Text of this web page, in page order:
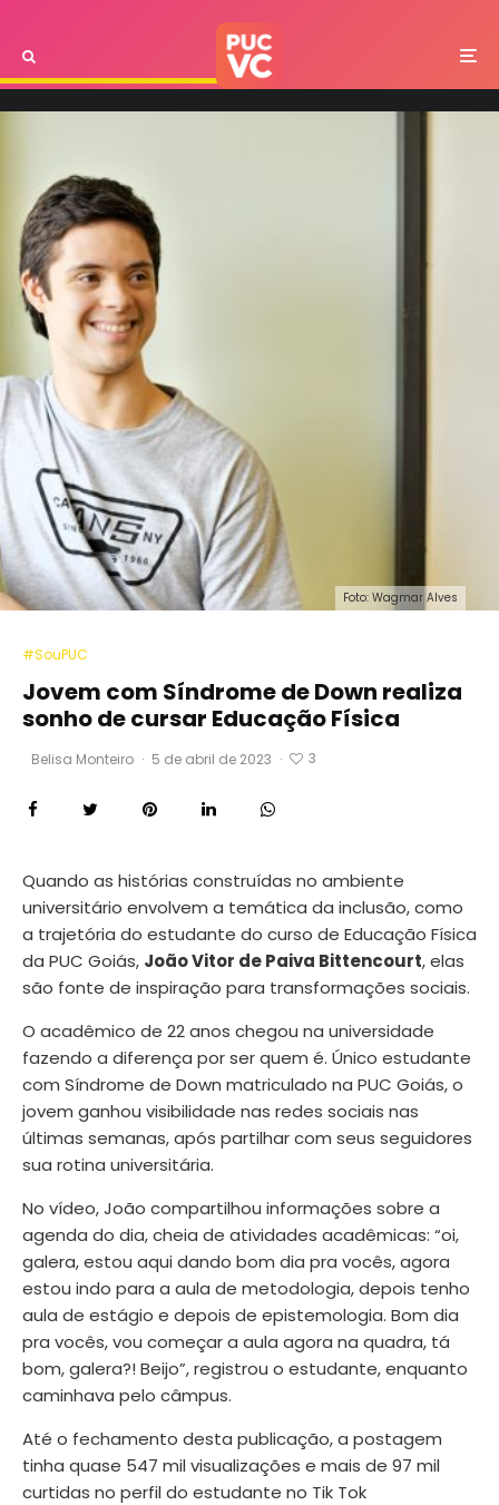
Foto: Wagmar Alves
#SouPUC
Jovem com Síndrome de Down realiza
sonho de cursar Educação Física
Belisa Monteiro · 5 de abril de 2023 · 3
Quando as histórias construídas no ambiente
universitário envolvem a temática da inclusão, como
a trajetória do estudante do curso de Educação Física
da PUC Goiás, João Vitor de Paiva Bittencourt, elas
são fonte de inspiração para transformações sociais.
O acadêmico de 22 anos chegou na universidade
fazendo a diferença por ser quem é. Único estudante
com Síndrome de Down matriculado na PUC Goiás, o
jovem ganhou visibilidade nas redes sociais nas
últimas semanas, após partilhar com seus seguidores
sua rotina universitária.
No vídeo, João compartilhou informações sobre a
agenda do dia, cheia de atividades acadêmicas: “oi,
galera, estou aqui dando bom dia pra vocês, agora
estou indo para a aula de metodologia, depois tenho
aula de estágio e depois de epistemologia. Bom dia
pra vocês, vou começar a aula agora na quadra, tá
bom, galera?! Beijo”, registrou o estudante, enquanto
caminhava pelo câmpus.
Até o fechamento desta publicação, a postagem
tinha quase 547 mil visualizações e mais de 97 mil
curtidas no perfil do estudante no Tik Tok